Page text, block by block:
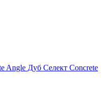
Angle Дуб Селект Concrete